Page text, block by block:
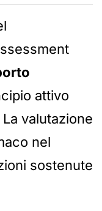
attivo
valutazione
nel
sostenute